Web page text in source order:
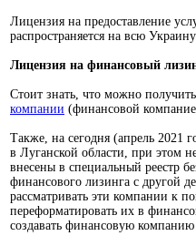
Лицензия на предоставление
распространяется на всю
Лицензия на финансовый
Стоит знать, что можно
компании (финансовой
Также, на сегодня (апрель 2021
в Луганской области, при этом
внесены в специальный реестр
финансового лизинга с другой
рассматривать эти компании к
переформатировать их в
создавать финансовую